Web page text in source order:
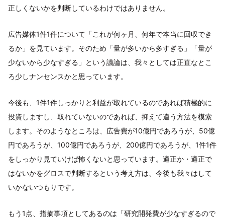
正しくないかを判断しているわけではありません。
広告媒体1件1件について「これが何ヶ月、何年で本当に回収でき
るか」を見ています。そのため「量が多いから多すぎる」「量が
少ないから少なすぎる」という議論は、我々としては正直なとこ
ろ少しナンセンスかと思っています。
今後も、1件1件しっかりと利益が取れているのであれば積極的に
投資しますし、取れていないのであれば、抑えて違う方法を模索
します。そのようなところは、広告費が10億円であろうが、50億
円であろうが、100億円であろうが、200億円であろうが、1件1件
をしっかり見ていけば怖くないと思っています。適正か・適正で
はないかをグロスで判断するという考え方は、今後も我々はして
いかないつもりです。
もう1点、指摘事項としてあるのは「研究開発費が少なすぎるので